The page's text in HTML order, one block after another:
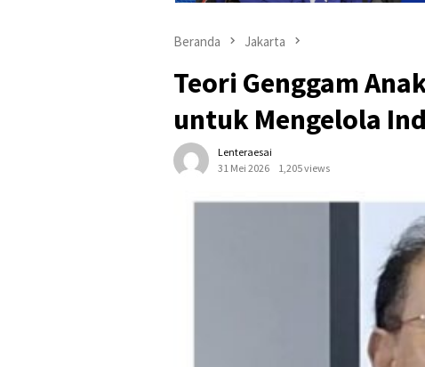
Beranda Jakarta
Teori Genggam
untuk Mengelola
Lenteraesai
31 Mei 2026
1,205 views